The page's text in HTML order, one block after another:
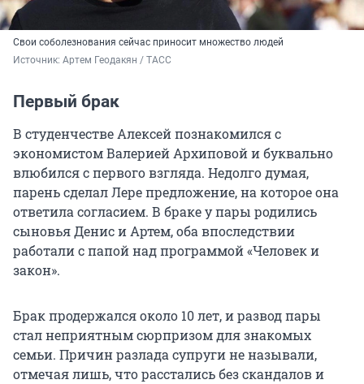
Свои соболезнования сейчас приносит множество людей
Источник: Артем Геодакян / ТАСС
Первый брак
В студенчестве Алексей познакомился с
экономистом Валерией Архиповой и буквально
влюбился с первого взгляда. Недолго думая,
парень сделал Лере предложение, на которое она
ответила согласием. В браке у пары родились
сыновья Денис и Артем, оба впоследствии
работали с папой над программой «Человек и
закон».
Брак продержался около 10 лет, и развод пары
стал неприятным сюрпризом для знакомых
семьи. Причин разлада супруги не называли,
отмечая лишь, что расстались без скандалов и